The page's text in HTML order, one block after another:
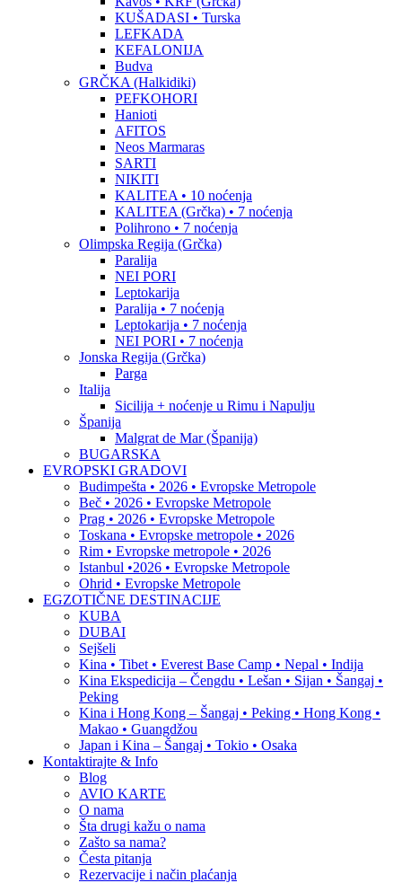
KUŠADASI • Turska
LEFKADA
KEFALONIJA
Budva
GRČKA (Halkidiki)
PEFKOHORI
Hanioti
AFITOS
Neos Marmaras
SARTI
NIKITI
KALITEA • 10 noćenja
KALITEA (Grčka) • 7 noćenja
Polihrono • 7 noćenja
Olimpska Regija (Grčka)
Paralija
NEI PORI
Leptokarija
Paralija • 7 noćenja
Leptokarija • 7 noćenja
NEI PORI • 7 noćenja
Jonska Regija (Grčka)
Parga
Italija
Sicilija + noćenje u Rimu i Napulju
Španija
Malgrat de Mar (Španija)
BUGARSKA
EVROPSKI GRADOVI
Budimpešta • 2026 • Evropske Metropole
Beč • 2026 • Evropske Metropole
Prag • 2026 • Evropske Metropole
Toskana • Evropske metropole • 2026
Rim • Evropske metropole • 2026
Istanbul •2026 • Evropske Metropole
Ohrid • Evropske Metropole
EGZOTIČNE DESTINACIJE
KUBA
DUBAI
Sejšeli
Kina • Tibet • Everest Base Camp • Nepal • Indija
Kina Ekspedicija – Čengdu • Lešan • Sijan • Šangaj •
Peking
Kina i Hong Kong – Šangaj • Peking • Hong Kong •
Makao • Guangdžou
Japan i Kina – Šangaj • Tokio • Osaka
Kontaktirajte & Info
Blog
AVIO KARTE
O nama
Šta drugi kažu o nama
Zašto sa nama?
Česta pitanja
Rezervacije i način plaćanja